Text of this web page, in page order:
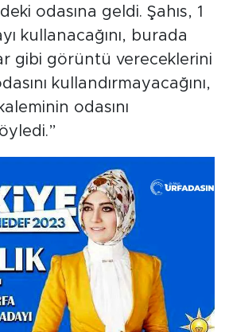
odasına geldi. Şahıs, 1
kullanacağını, burada
gibi görüntü vereceklerini
kullandırmayacağını,
odasını